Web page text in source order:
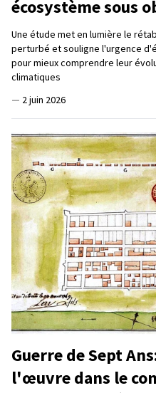
écosystème sous
Une étude met en lumière le
perturbé et souligne l'urgence
pour mieux comprendre leur
climatiques
— 2 juin 2026
Guerre de Sept
l'œuvre dans le